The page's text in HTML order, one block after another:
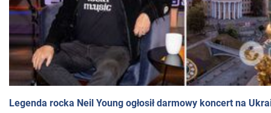
Legenda rocka Neil Young ogłosił darmowy koncert na